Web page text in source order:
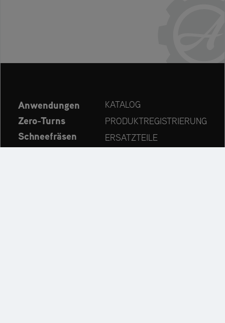
Anwendungen
Zero-Turns
Schneefräsen
Aktuelles
KATALOG
PRODUKTREGISTRIERUNG
ERSATZTEILE